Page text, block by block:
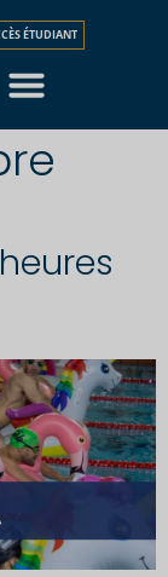
ÉTUDIANT
heures